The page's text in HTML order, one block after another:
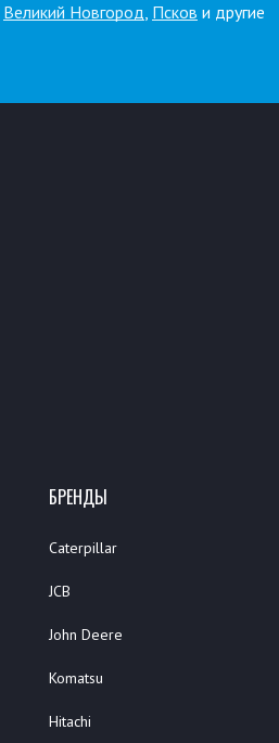
Великий Новгород, Псков и другие
БРЕНДЫ
Caterpillar
JCB
John Deere
Komatsu
Hitachi